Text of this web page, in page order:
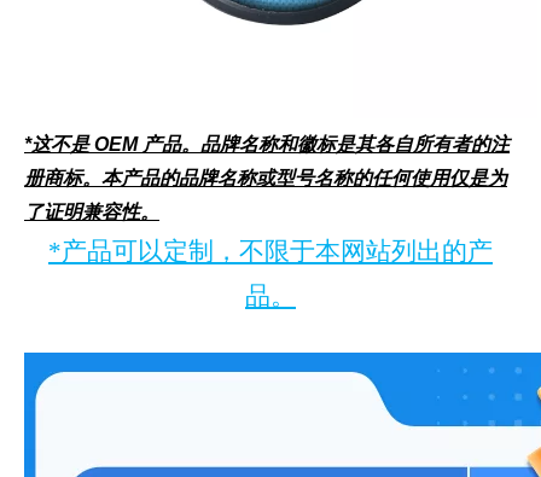
*这不是 OEM 产品。品牌名称和徽标是其各自所有者的注
册商标。本产品的品牌名称或型号名称的任何使用仅是为
了证明兼容性。
*产品可以定制，不限于本网站列出的产
品。